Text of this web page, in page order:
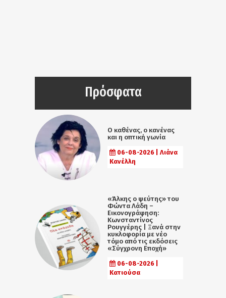
Πρόσφατα
Ο καθένας, ο κανένας
και η οπτική γωνία
06-08-2026 | Λιάνα
Κανέλλη
«Άλκης ο ψεύτης» του
Φώντα Λάδη –
Εικονογράφηση:
Κωνσταντίνος
Ρουγγέρης | Ξανά στην
κυκλοφορία με νέο
τόμο από τις εκδόσεις
«Σύγχρονη Εποχή»
06-08-2026 |
Κατιούσα